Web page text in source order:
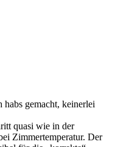
habs gemacht, keinerlei
quasi wie in der
Zimmertemperatur. Der